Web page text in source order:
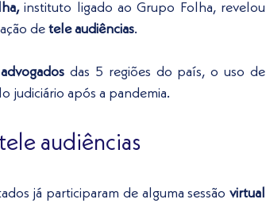
instituto ligado ao Grupo Folha, revelou
de tele audiências.
advogados das 5 regiões do país, o uso de
judiciário após a pandemia.
audiências
já participaram de alguma sessão